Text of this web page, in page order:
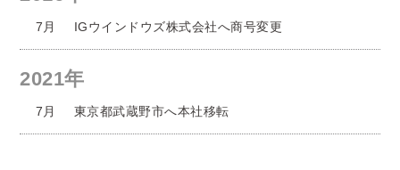
7月 IGウインドウズ株式会社へ商号変更
2021年
7月 東京都武蔵野市へ本社移転